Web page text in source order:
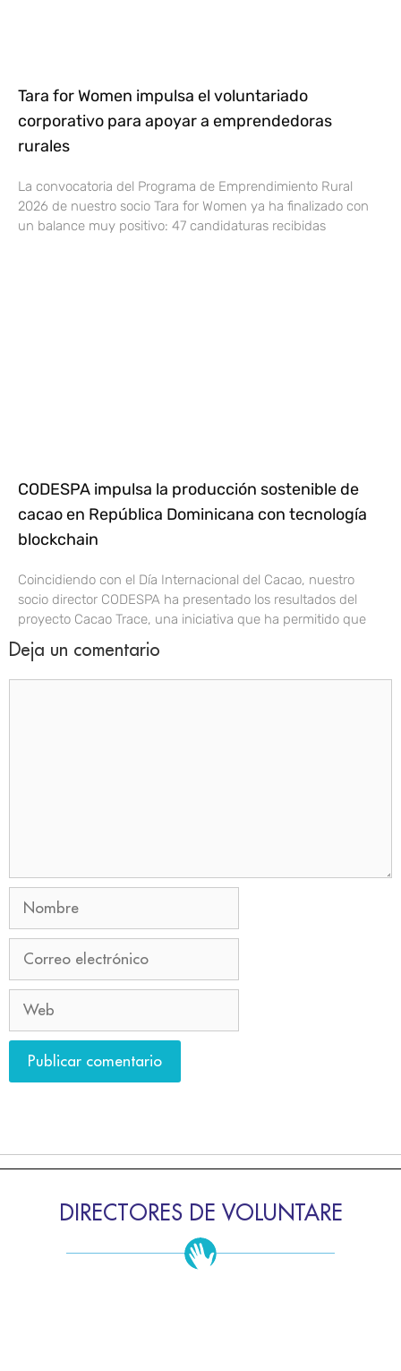
Tara for Women impulsa el voluntariado
corporativo para apoyar a emprendedoras
rurales
La convocatoria del Programa de Emprendimiento Rural
2026 de nuestro socio Tara for Women ya ha finalizado con
un balance muy positivo: 47 candidaturas recibidas
CODESPA impulsa la producción sostenible de
cacao en República Dominicana con tecnología
blockchain
Coincidiendo con el Día Internacional del Cacao, nuestro
socio director CODESPA ha presentado los resultados del
proyecto Cacao Trace, una iniciativa que ha permitido que
Deja un comentario
DIRECTORES DE VOLUNTARE